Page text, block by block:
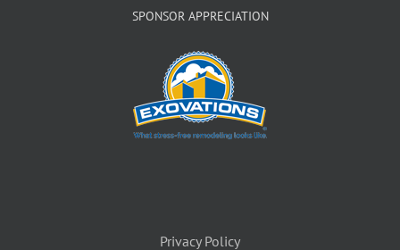
SPONSOR APPRECIATION
Privacy Policy